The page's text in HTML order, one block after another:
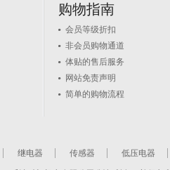
购物指南
会员等级折扣
非会员购物通道
体贴的售后服务
网站免责声明
简单的购物流程
继电器 传感器 低压电器